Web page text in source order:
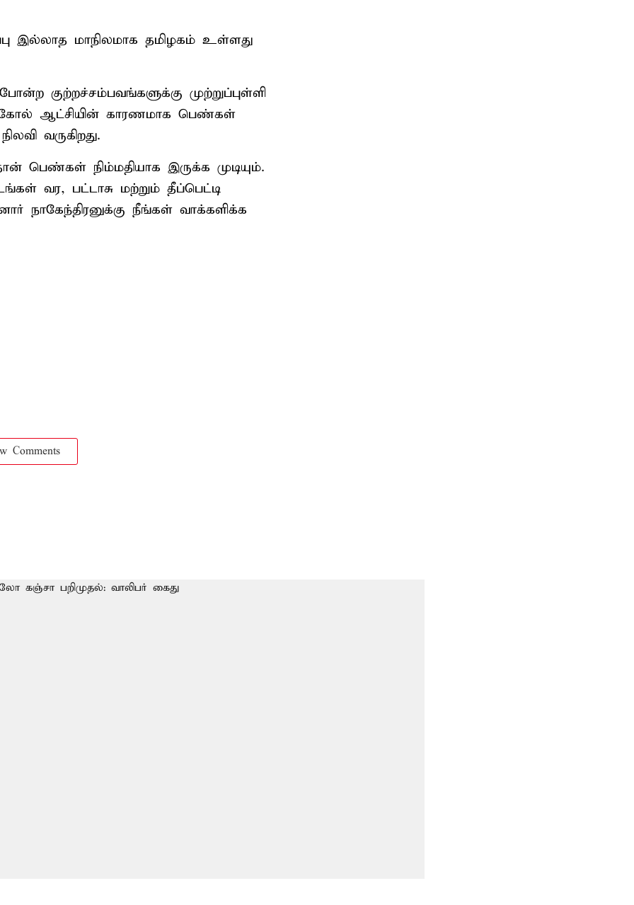
இல்லாத மாநிலமாக தமிழகம் உள்ளது
முற்றுப்புள்ளி
ஆட்சியின் காரணமாக பெண்கள்
வருகிறது.
பெண்கள் நிம்மதியாக இருக்க முடியும்.
வர, பட்டாசு மற்றும் தீப்பெட்டி
நாகேந்திரனுக்கு நீங்கள் வாக்களிக்க
Comments